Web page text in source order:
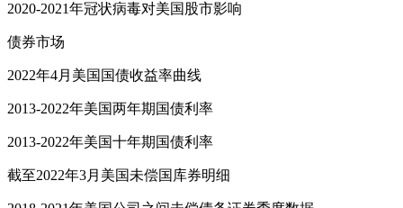
2020-2021年冠状病毒对美国股市影响
债券市场
2022年4月美国国债收益率曲线
2013-2022年美国两年期国债利率
2013-2022年美国十年期国债利率
截至2022年3月美国未偿国库券明细